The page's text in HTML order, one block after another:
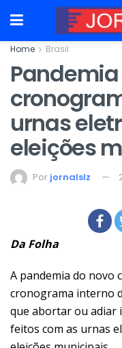
Home Brasil
urnas
eleições
Por jornalslz
Da Folha
A pandemia do novo
cronograma interno
que abortar ou adiar
feitos com as urnas